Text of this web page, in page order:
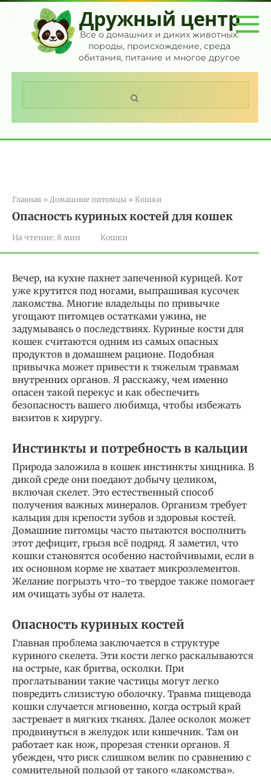
Перейти
контенту
Дружный центр
Все о домашних и диких животных:
породы, происхождение, среда
обитания, питание и многое другое
Главная » Домашние питомцы » Кошки
Опасность куриных костей для кошек
На чтение:8 мин Кошки
Вечер, на кухне пахнет запеченной курицей. Кот
уже крутится под ногами, выпрашивая кусочек
лакомства. Многие владельцы по привычке
угощают питомцев остатками ужина, не
задумываясь о последствиях. Куриные кости для
кошек считаются одним из самых опасных
продуктов в домашнем рационе. Подобная
привычка может привести к тяжелым травмам
внутренних органов. Я расскажу, чем именно
опасен такой перекус и как обеспечить
безопасность вашего любимца, чтобы избежать
визитов к хирургу.
Инстинкты и потребность в кальции
Природа заложила в кошек инстинкты хищника. В
дикой среде они поедают добычу целиком,
включая скелет. Это естественный способ
получения важных минералов. Организм требует
кальция для крепости зубов и здоровья костей.
Домашние питомцы часто пытаются восполнить
этот дефицит, грызя всё подряд. Я заметил, что
кошки становятся особенно настойчивыми, если в
их основном корме не хватает микроэлементов.
Желание погрызть что-то твердое также помогает
им очищать зубы от налета.
Опасность куриных костей
Главная проблема заключается в структуре
куриного скелета. Эти кости легко раскалываются
на острые, как бритва, осколки. При
проглатывании такие частицы могут легко
повредить слизистую оболочку. Травма пищевода
кошки случается мгновенно, когда острый край
застревает в мягких тканях. Далее осколок может
продвинуться в желудок или кишечник. Там он
работает как нож, прорезая стенки органов. Я
убежден, что риск слишком велик по сравнению с
сомнительной пользой от такого «лакомства».